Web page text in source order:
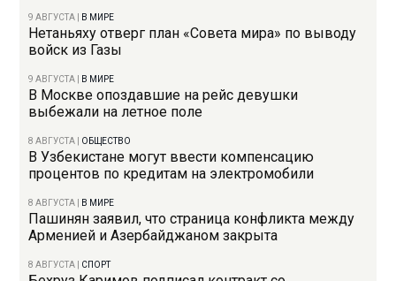
9 АВГУСТА В МИРЕ
Нетаньяху отверг план «Совета мира» по выводу
войск из Газы
9 АВГУСТА В МИРЕ
В Москве опоздавшие на рейс девушки
выбежали на летное поле
8 АВГУСТА ОБЩЕСТВО
В Узбекистане могут ввести компенсацию
процентов по кредитам на электромобили
8 АВГУСТА В МИРЕ
Пашинян заявил, что страница конфликта между
Арменией и Азербайджаном закрыта
8 АВГУСТА СПОРТ